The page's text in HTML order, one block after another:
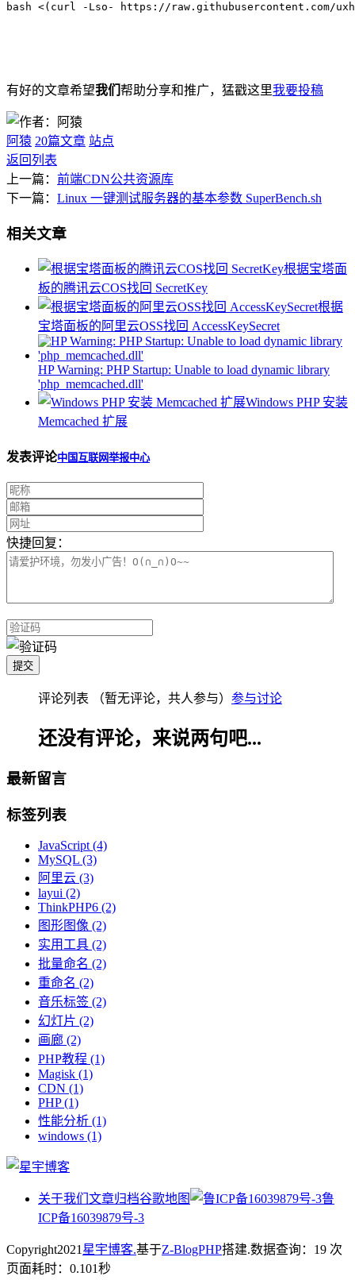
bash <(curl -Lso- https://raw.githubusercontent.com/
有好的文章希望我们 帮助分享和推广，猛戳这里我要投稿
阿猿 20篇文章 站点
返回列表
上一篇： 前端CDN公共资源库
下一篇： Linux 一键测试服务器的基本参数 SuperBench.sh
相关文章
根据宝塔面
板的腾讯云COS找回 SecretKey
根据
宝塔面板的阿里云OSS找回 AccessKeySecret
HP Warning: PHP Startup: Unable to load dynamic library
'php_memcached.dll'
Windows PHP 安装
Memcached 扩展
发表评论中国互联网举报中心
快捷回复：
评论列表 （暂无评论，共人参与） 参与讨论
还没有评论，来说两句吧...
最新留言
标签列表
JavaScript (4)
MySQL (3)
阿里云 (3)
layui (2)
ThinkPHP6 (2)
图形图像 (2)
实用工具 (2)
批量命名 (2)
重命名 (2)
音乐标签 (2)
幻灯片 (2)
画廊 (2)
PHP教程 (1)
Magisk (1)
CDN (1)
PHP(1)
性能分析 (1)
windows (1)
关于我们 文章归档谷歌地图
鲁
ICP备16039879号-3
Copyright2021 星宇博客.基于Z-BlogPHP搭建.数据查询：19 次
页面耗时：0.101秒